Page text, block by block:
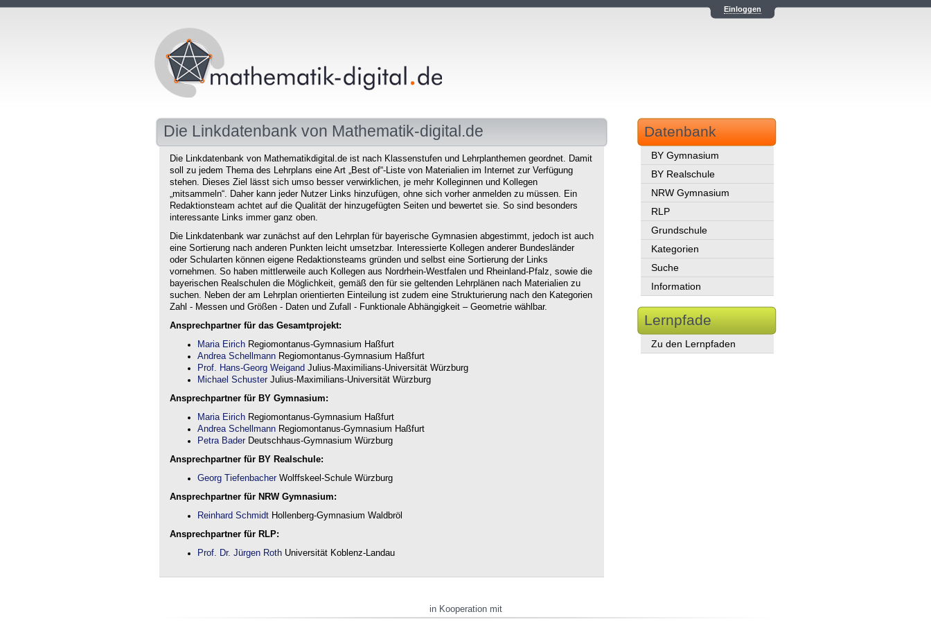
Einloggen
Die Linkdatenbank von Mathematik-digital.de
Die Linkdatenbank von Mathematikdigital.de ist nach Klassenstufen und Lehrplanthemen geordnet. Damit
soll zu jedem Thema des Lehrplans eine Art „Best of“-Liste von Materialien im Internet zur Verfügung
stehen. Dieses Ziel lässt sich umso besser verwirklichen, je mehr Kolleginnen und Kollegen
„mitsammeln“. Daher kann jeder Nutzer Links hinzufügen, ohne sich vorher anmelden zu müssen. Ein
Redaktionsteam achtet auf die Qualität der hinzugefügten Seiten und bewertet sie. So sind besonders
interessante Links immer ganz oben.
Die Linkdatenbank war zunächst auf den Lehrplan für bayerische Gymnasien abgestimmt, jedoch ist auch
eine Sortierung nach anderen Punkten leicht umsetzbar. Interessierte Kollegen anderer Bundesländer
oder Schularten können eigene Redaktionsteams gründen und selbst eine Sortierung der Links
vornehmen. So haben mittlerweile auch Kollegen aus Nordrhein-Westfalen und Rheinland-Pfalz, sowie die
bayerischen Realschulen die Möglichkeit, gemäß den für sie geltenden Lehrplänen nach Materialien zu
suchen. Neben der am Lehrplan orientierten Einteilung ist zudem eine Strukturierung nach den Kategorien
Zahl - Messen und Größen - Daten und Zufall - Funktionale Abhängigkeit – Geometrie wählbar.
Ansprechpartner für das Gesamtprojekt:
Maria Eirich Regiomontanus-Gymnasium Haßfurt
Andrea Schellmann Regiomontanus-Gymnasium Haßfurt
Prof. Hans-Georg Weigand Julius-Maximilians-Universität Würzburg
Michael Schuster Julius-Maximilians-Universität Würzburg
Ansprechpartner für BY Gymnasium:
Maria Eirich Regiomontanus-Gymnasium Haßfurt
Andrea Schellmann Regiomontanus-Gymnasium Haßfurt
Petra Bader Deutschhaus-Gymnasium Würzburg
Ansprechpartner für BY Realschule:
Georg Tiefenbacher Wolffskeel-Schule Würzburg
Ansprechpartner für NRW Gymnasium:
Reinhard Schmidt Hollenberg-Gymnasium Waldbröl
Ansprechpartner für RLP:
Prof. Dr. Jürgen Roth Universität Koblenz-Landau
Datenbank
BY Gymnasium
BY Realschule
NRW Gymnasium
RLP
Grundschule
Kategorien
Suche
Information
Lernpfade
Zu den Lernpfaden
in Kooperation mit